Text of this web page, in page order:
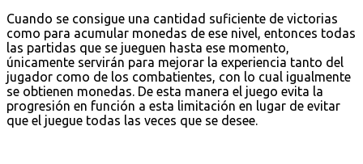
Cuando se consigue una cantidad suficiente de victorias
como para acumular monedas de ese nivel, entonces todas
las partidas que se jueguen hasta ese momento,
únicamente servirán para mejorar la experiencia tanto del
jugador como de los combatientes, con lo cual igualmente
se obtienen monedas. De esta manera el juego evita la
progresión en función a esta limitación en lugar de evitar
que el juegue todas las veces que se desee.